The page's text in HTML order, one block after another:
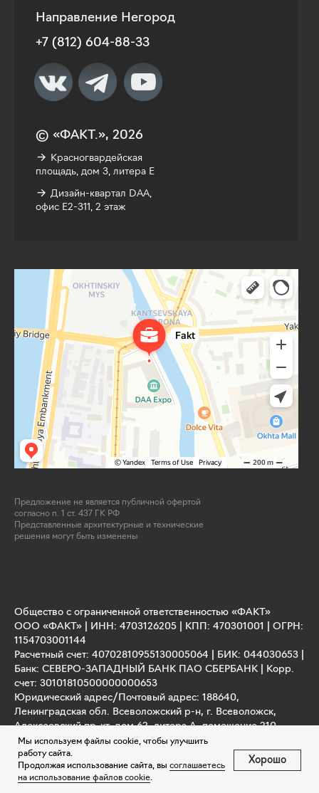
Мы используем файлы cookie, чтобы улучшить
работу сайта.
Продолжая использование сайта, вы соглашаетесь
на использование файлов cookie.
Хорошо
+7 (812) 604-88-33
Предложение не является публичной офертой
согласно п. 1 ст. 437 ГК РФ
Представленные архитектурные и технические
решения могут быть изменены
© «ФАКТ.», 2026
Направление Негород
→ Красногвардейская
площадь, дом 3, литера Е
→ Дизайн-квартал DAA,
офис Е2-311, 2 этаж
Земельные участки в Санкт‑Петербурге
Коттеджный посёлок в Санкт‑Петербурге
Общество с ограниченной ответственностью «ФАКТ»
ООО «ФАКТ» | ИНН: 4703126205 | КПП: 470301001 | ОГРН:
1154703001144
Расчетный счет: 40702810955130005064 | БИК: 044030653 |
Банк: СЕВЕРО-ЗАПАДНЫЙ БАНК ПАО СБЕРБАНК | Корр.
счет: 30101810500000000653
Юридический адрес/Почтовый адрес: 188640,
Ленинградская обл. Всеволожский р-н, г. Всеволожск,
Алексеевский пр-кт, дом 62, литера А, помещение 210.
Генеральный директор: Путьмаков Андрей Анатольевич